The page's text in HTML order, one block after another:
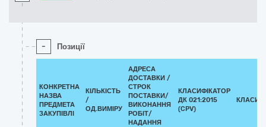
- Позиції
КОНКРЕТНА
НАЗВА
ПРЕДМЕТА
ЗАКУПІВЛІ
КІЛЬКІСТЬ
/
ОД.ВИМІРУ
АДРЕСА
ДОСТАВКИ /
СТРОК
ПОСТАВКИ/
ВИКОНАННЯ
РОБІТ/
НАДАННЯ
КЛАСИФІКАТОР
ДК 021:2015
(CPV)